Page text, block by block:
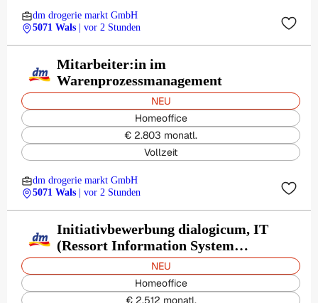
dm drogerie markt GmbH
5071 Wals
| vor 2 Stunden
Mitarbeiter:in im
Warenprozessmanagement
NEU
Homeoffice
€ 2.803 monatl.
Vollzeit
dm drogerie markt GmbH
5071 Wals
| vor 2 Stunden
Initiativbewerbung dialogicum, IT
(Ressort Information System
Management + dmTECH)
NEU
Homeoffice
€ 2.512 monatl.